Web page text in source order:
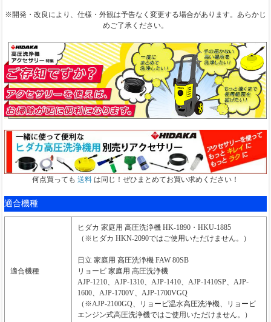
※開発・改良により、仕様・外観は予告なく変更する場合があります。あらかじ
めご了承ください。
何点買っても 送料 は同じ！ぜひまとめてお買い求めください！
適合機種
適合機種
ヒダカ 家庭用 高圧洗浄機 HK-1890・HKU-1885
（※ヒダカ HKN-2090ではご使用いただけません。）
日立 家庭用 高圧洗浄機 FAW 80SB
リョービ 家庭用 高圧洗浄機
AJP-1210、AJP-1310、AJP-1410、AJP-1410SP、AJP-
1600、AJP-1700V、AJP-1700VGQ
（※AJP-2100GQ、リョービ温水高圧洗浄機、リョービ
エンジン式高圧洗浄機ではご使用いただけません。）